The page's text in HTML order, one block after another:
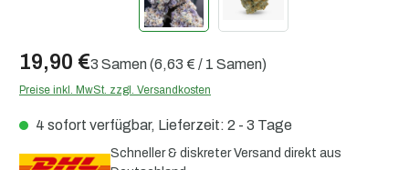
19,90 €3 Samen(6,63 € / 1 Samen)
Preise inkl. MwSt. zzgl. Versandkosten
4 sofort verfügbar, Lieferzeit: 2 - 3 Tage
Schneller & diskreter Versand direkt aus